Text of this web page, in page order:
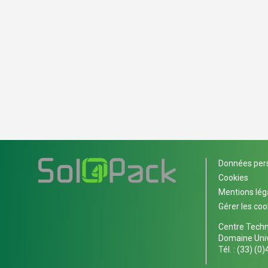
Données
Cookies
Mentions
Gérer les
Centre
Domaine
Tél. : (33)